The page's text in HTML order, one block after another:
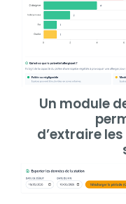
Un module
d’extraire